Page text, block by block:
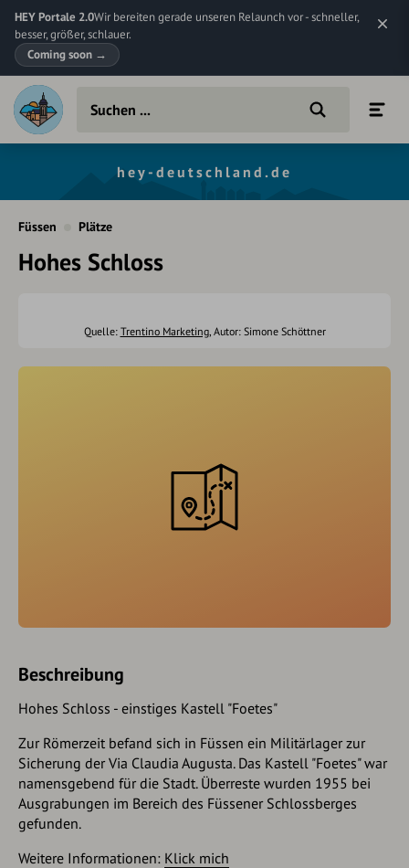
HEY Portale 2.0Wir bereiten gerade unseren Relaunch vor - schneller,
besser, größer, schlauer.
Coming soon →
hey-deutschland.de
Füssen Plätze
Hohes Schloss
Quelle: Trentino Marketing, Autor: Simone Schöttner
Beschreibung
Hohes Schloss - einstiges Kastell "Foetes"
Zur Römerzeit befand sich in Füssen ein Militärlager zur
Sicherung der Via Claudia Augusta. Das Kastell "Foetes" war
namensgebend für die Stadt. Überreste wurden 1955 bei
Ausgrabungen im Bereich des Füssener Schlossberges
gefunden.
Weitere Informationen: Klick mich